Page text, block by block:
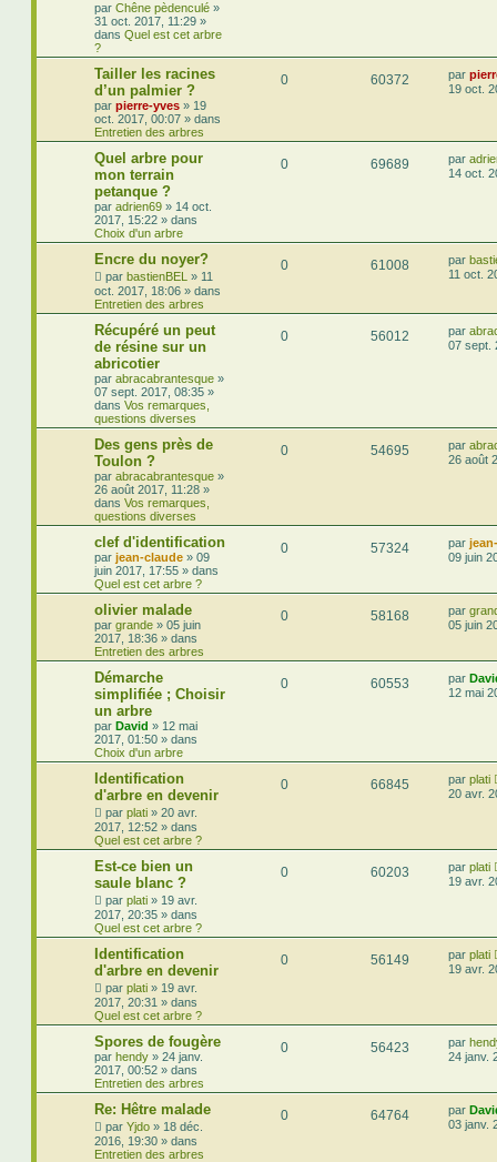
par Chêne pèdenculé »
31 oct. 2017, 11:29 »
dans Quel est cet arbre
?
Tailler les racines
d’un palmier ?
par pierre-yves » 19
oct. 2017, 00:07 » dans
Entretien des arbres
0 60372 par
19 oct.
Quel arbre pour
mon terrain
petanque ?
par adrien69 » 14 oct.
2017, 15:22 » dans
Choix d'un arbre
0 69689 par
14 oct.
Encre du noyer?
par bastienBEL » 11
oct. 2017, 18:06 » dans
Entretien des arbres
0 61008 par
11 oct.
Récupéré un peut
de résine sur un
abricotier
par abracabrantesque »
07 sept. 2017, 08:35 »
dans Vos remarques,
questions diverses
0 56012 par
07 sept.
Des gens près de
Toulon ?
par abracabrantesque »
26 août 2017, 11:28 »
dans Vos remarques,
questions diverses
0 54695 par
26 août
clef d'identification
par jean-claude » 09
juin 2017, 17:55 » dans
Quel est cet arbre ?
0 57324 par
09 juin
olivier malade
par grande » 05 juin
2017, 18:36 » dans
Entretien des arbres
0 58168 par
05 juin
Démarche
simplifiée ; Choisir
un arbre
par David » 12 mai
2017, 01:50 » dans
Choix d'un arbre
0 60553 par
12 mai
Identification
d'arbre en devenir
par plati » 20 avr.
2017, 12:52 » dans
Quel est cet arbre ?
0 66845 par plati
20 avr.
Est-ce bien un
saule blanc ?
par plati » 19 avr.
2017, 20:35 » dans
Quel est cet arbre ?
0 60203 par plati
19 avr.
Identification
d'arbre en devenir
par plati » 19 avr.
2017, 20:31 » dans
Quel est cet arbre ?
0 56149 par plati
19 avr.
Spores de fougère
par hendy » 24 janv.
2017, 00:52 » dans
Entretien des arbres
0 56423 par
24 janv.
Re: Hêtre malade
par Yjdo » 18 déc.
2016, 19:30 » dans
Entretien des arbres
0 64764 par
03 janv.